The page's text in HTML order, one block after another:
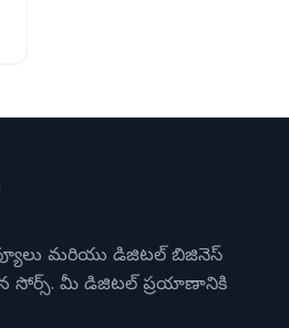
మరియు డిజిటల్ బిజినెస్
సోర్స్. మీ డిజిటల్ ప్రయాణానికి